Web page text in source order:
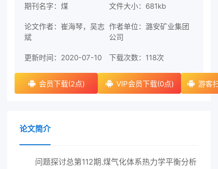
期刊名字：煤 文件大小：681kb
论文作者：崔海琴，吴志
斌
作者单位：潞安矿业集团
公司
更新时间：2020-07-10 下载次数： 118次
会员下载(2点) VIP会员下载(0点) 游客
论文简介
问题探讨总第112期.煤气化体系热力学平衡分析